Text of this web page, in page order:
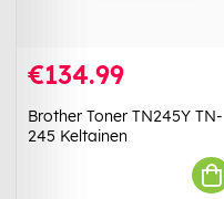
€134.99
Brother Toner TN245Y TN-
245 Keltainen